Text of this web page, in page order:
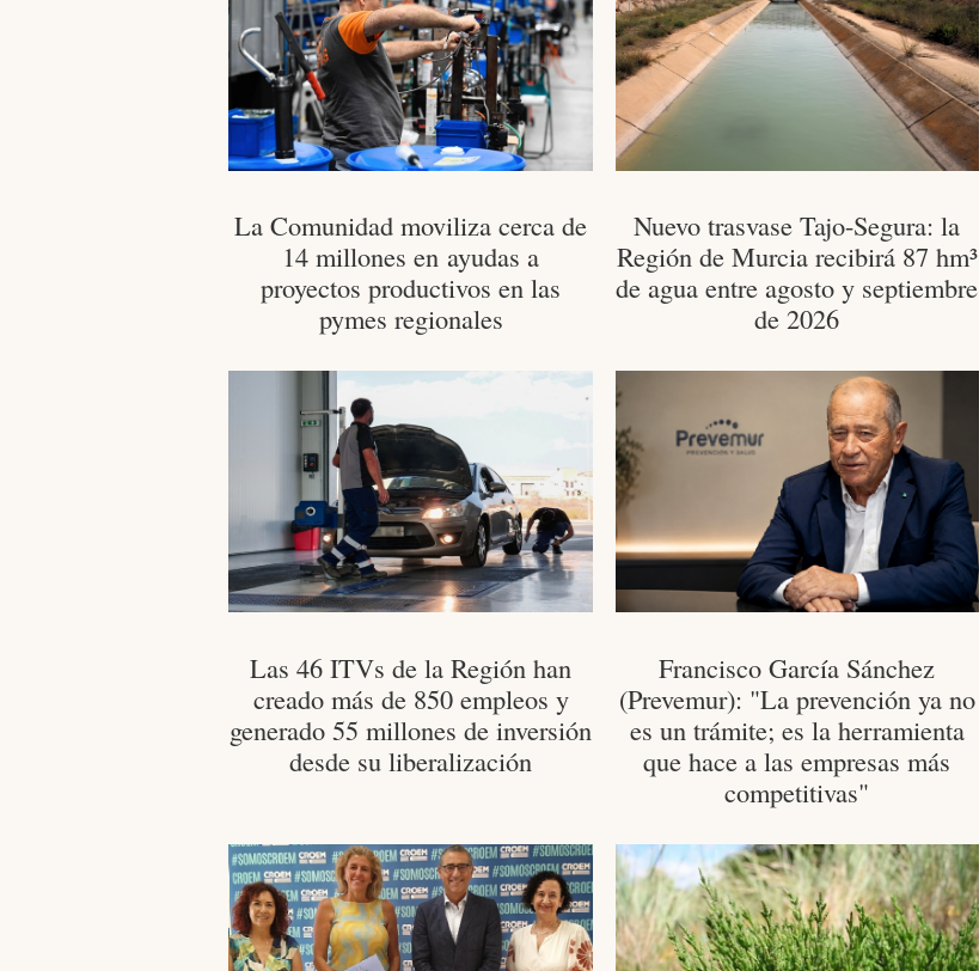
La Comunidad moviliza cerca de
14 millones en ayudas a
proyectos productivos en las
pymes regionales
Nuevo trasvase Tajo-Segura: la
Región de Murcia recibirá 87 hm³
de agua entre agosto y septiembre
de 2026
Las 46 ITVs de la Región han
creado más de 850 empleos y
generado 55 millones de inversión
desde su liberalización
Francisco García Sánchez
(Prevemur): "La prevención ya no
es un trámite; es la herramienta
que hace a las empresas más
competitivas"